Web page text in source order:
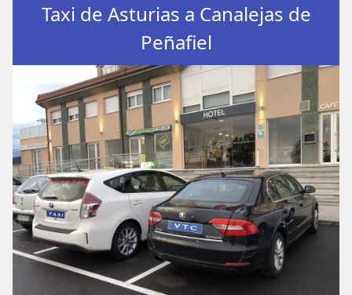
Taxi de Asturias a Canalejas de
Peñafiel